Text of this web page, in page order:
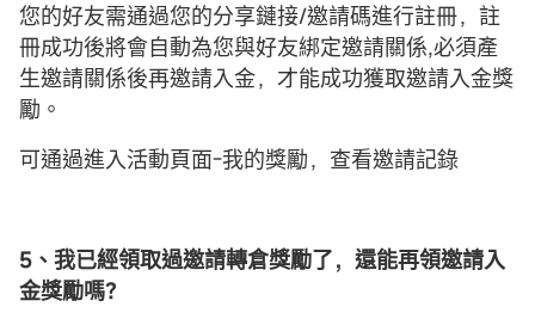
您的好友需通過您的分享鏈接/邀請碼進行註冊，註
冊成功後將會自動為您與好友綁定邀請關係,必須產
生邀請關係後再邀請入金，才能成功獲取邀請入金獎
勵。
可通過進入活動頁面-我的獎勵，查看邀請記錄
5、我已經領取過邀請轉倉獎勵了，還能再領邀請入
金獎勵嗎？